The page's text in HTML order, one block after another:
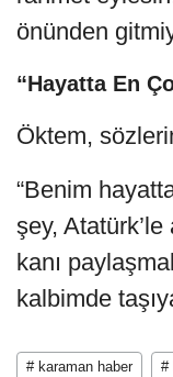
önünden
“Hayatta En
Öktem,
“Benim
şey, Atatürk’le
kanı
kalbimde
# karaman haber #